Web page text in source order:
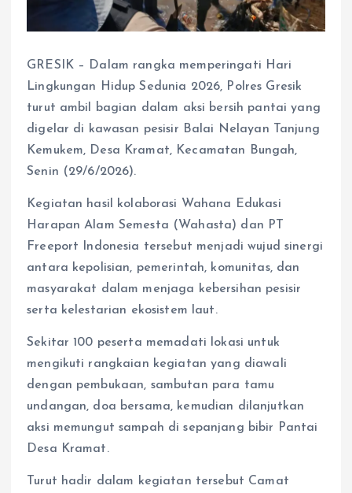
GRESIK – Dalam rangka memperingati Hari
Lingkungan Hidup Sedunia 2026, Polres Gresik
turut ambil bagian dalam aksi bersih pantai yang
digelar di kawasan pesisir Balai Nelayan Tanjung
Kemukem, Desa Kramat, Kecamatan Bungah,
Senin (29/6/2026).
Kegiatan hasil kolaborasi Wahana Edukasi
Harapan Alam Semesta (Wahasta) dan PT
Freeport Indonesia tersebut menjadi wujud sinergi
antara kepolisian, pemerintah, komunitas, dan
masyarakat dalam menjaga kebersihan pesisir
serta kelestarian ekosistem laut.
Sekitar 100 peserta memadati lokasi untuk
mengikuti rangkaian kegiatan yang diawali
dengan pembukaan, sambutan para tamu
undangan, doa bersama, kemudian dilanjutkan
aksi memungut sampah di sepanjang bibir Pantai
Desa Kramat.
Turut hadir dalam kegiatan tersebut Camat